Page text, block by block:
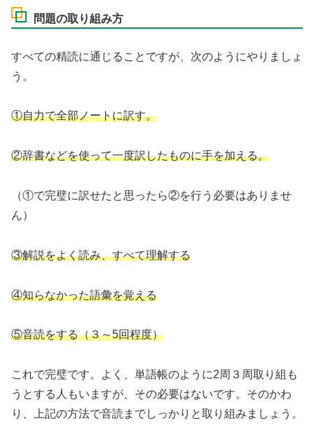
問題の取り組み方
すべての精読に通じることですが、次のようにやりましょ
う。
①自力で全部ノートに訳す。
②辞書などを使って一度訳したものに手を加える。
（①で完璧に訳せたと思ったら②を行う必要はありませ
ん）
③解説をよく読み、すべて理解する
④知らなかった語彙を覚える
⑤音読をする（３～5回程度）
これで完璧です。よく、単語帳のように2周３周取り組も
うとする人もいますが、その必要はないです。そのかわ
り、上記の方法で音読までしっかりと取り組みましょう。